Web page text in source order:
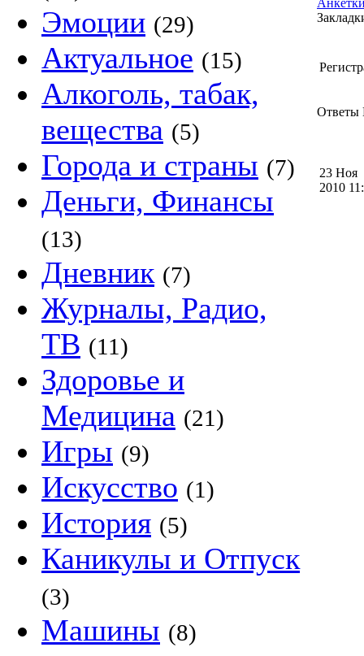
Эмоции (29)
Актуальное (15)
Алкоголь, табак,
вещества (5)
Города и страны (7)
Деньги, Финансы
(13)
Дневник (7)
Журналы, Радио,
ТВ (11)
Здоровье и
Медицина (21)
Игры (9)
Искусство (1)
История (5)
Каникулы и Отпуск
(3)
Машины (8)
Ответы
23 Ноя
2010